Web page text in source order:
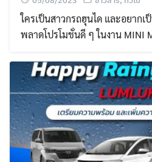
ใครเป็นสาวกรถฮุนได และอยากเ
พลาดโปรโมชั่นดี ๆ ในงาน MINI